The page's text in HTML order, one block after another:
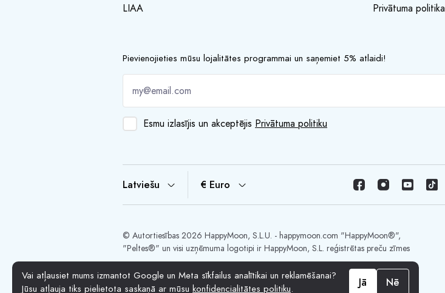
LIAA
Privātuma politika
Pievienojieties mūsu lojalitātes programmai un saņemiet 5% atlaidi!
Esmu izlasījis un akceptējis Privātuma politiku
Latviešu € Euro
© Autortiesības 2026 HappyMoon, S.L.U. - happymoon.com "HappyMoon®",
"Peltes®" un visi uzņēmuma logotipi ir HappyMoon, S.L. reģistrētas preču zīmes
Vai atļausiet mums izmantot Google un Meta sīkfailus analītikai un reklamēšanai?
Jūsu atļauja tiks pielietota saskaņā ar mūsu konfidencialitātes politiku. Jā Nē